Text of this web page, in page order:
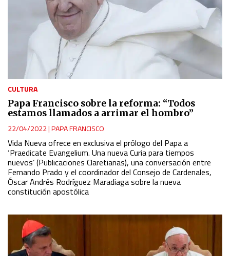
CULTURA
Papa Francisco sobre la reforma: “Todos
estamos llamados a arrimar el hombro”
22/04/2022|PAPA FRANCISCO
Vida Nueva ofrece en exclusiva el prólogo del Papa a
‘Praedicate Evangelium. Una nueva Curia para tiempos
nuevos’ (Publicaciones Claretianas), una conversación entre
Fernando Prado y el coordinador del Consejo de Cardenales,
Óscar Andrés Rodríguez Maradiaga sobre la nueva
constitución apostólica
Functional